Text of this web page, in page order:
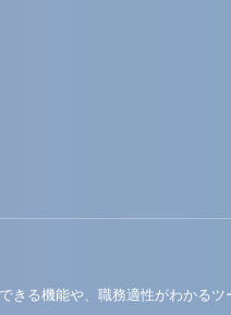
きる機能や、職務適性がわかるツ